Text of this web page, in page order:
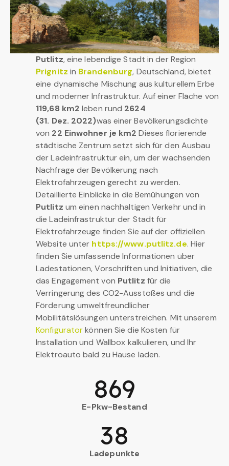
Putlitz, eine lebendige Stadt in der Region
Prignitz in Brandenburg, Deutschland, bietet
eine dynamische Mischung aus kulturellem Erbe
und moderner Infrastruktur. Auf einer Fläche von
119,68 km2 leben rund 2624
(31. Dez. 2022)was einer Bevölkerungsdichte
von 22 Einwohner je km2 Dieses florierende
städtische Zentrum setzt sich für den Ausbau
der Ladeinfrastruktur ein, um der wachsenden
Nachfrage der Bevölkerung nach
Elektrofahrzeugen gerecht zu werden.
Detaillierte Einblicke in die Bemühungen von
Putlitz um einen nachhaltigen Verkehr und in
die Ladeinfrastruktur der Stadt für
Elektrofahrzeuge finden Sie auf der offiziellen
Website unter https://www.putlitz.de. Hier
finden Sie umfassende Informationen über
Ladestationen, Vorschriften und Initiativen, die
das Engagement von Putlitz für die
Verringerung des CO2-Ausstoßes und die
Förderung umweltfreundlicher
Mobilitätslösungen unterstreichen. Mit unserem
Konfiguratorkönnen Sie die Kosten für
Installation und Wallbox kalkulieren, und Ihr
Elektroauto bald zu Hause laden.
E-Pkw-Bestand
869
Ladepunkte
38